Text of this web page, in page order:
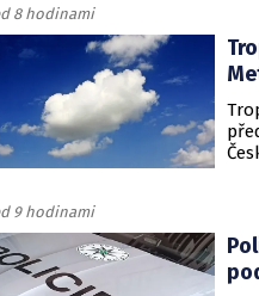
8 hodinami
9 hodinami